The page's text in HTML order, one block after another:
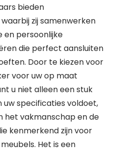
bieden
zij samenwerken
en persoonlijke
die perfect aansluiten
Door te kiezen voor
voor uw op maat
u niet alleen een stuk
uw specificaties voldoet,
het vakmanschap en de
kenmerkend zijn voor
Het is een